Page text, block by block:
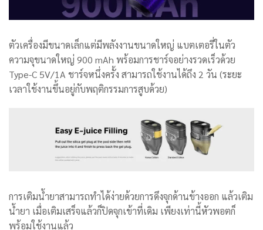
ตัวเครื่องมีขนาดเล็กแต่มีพลังงานขนาดใหญ่ แบตเตอรี่ในตัว
ความจุขนาดใหญ่ 900 mAh พร้อมการชาร์จอย่างรวดเร็วด้วย
Type-C 5V/1A ชาร์จหนึ่งครั้ง สามารถใช้งานได้ถึง 2 วัน (ระยะ
เวลาใช้งานขึ้นอยู่กับพฤติกรรมการสูบด้วย)
การเติมน้ำยาสามารถทำได้ง่ายด้วยการดึงจุกด้านข้างออก แล้วเติม
น้ำยา เมื่อเติมเสร็จแล้วก็ปิดจุกเข้าที่เดิม เพียงเท่านี้หัวพอตก็
พร้อมใช้งานแล้ว